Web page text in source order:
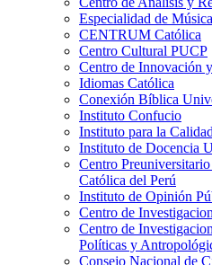
Especialidad de Música
CENTRUM Católica
Centro Cultural PUCP
Centro de Innovación
Idiomas Católica
Conexión Bíblica
Instituto Confucio
Instituto para la Calidad
Instituto de Docencia
Centro
Católica del Perú
Instituto de Opinión
Centro de
Centro de
Políticas y
Consejo Nacional de